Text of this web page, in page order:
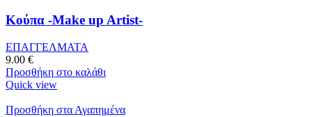
Κούπα -Make up Artist-
ΕΠΑΓΓΕΛΜΑΤΑ
9.00 €
Προσθήκη στο καλάθι
Quick view
Προσθήκη στα Αγαπημένα